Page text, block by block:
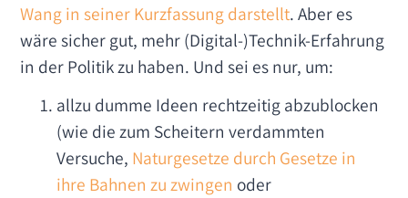
Wang in seiner Kurzfassung darstellt. Aber es
wäre sicher gut, mehr (Digital-)Technik-Erfahrung
in der Politik zu haben. Und sei es nur, um:
allzu dumme Ideen rechtzeitig abzublocken
(wie die zum Scheitern verdammten
Versuche, Naturgesetze durch Gesetze in
ihre Bahnen zu zwingen oder